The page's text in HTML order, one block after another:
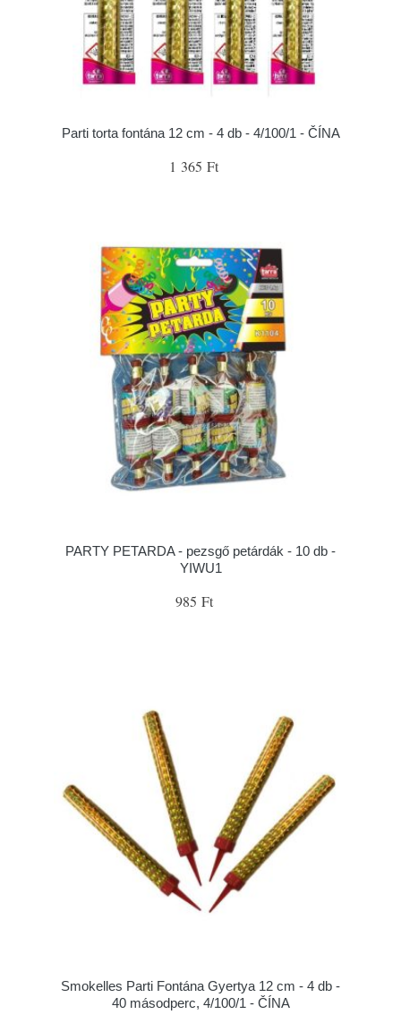
Parti torta fontána 12 cm - 4 db - 4/100/1 - ČÍNA
1 365 Ft
PARTY PETARDA - pezsgő petárdák - 10 db -
YIWU1
985 Ft
Smokelles Parti Fontána Gyertya 12 cm - 4 db -
40 másodperc, 4/100/1 - ČÍNA